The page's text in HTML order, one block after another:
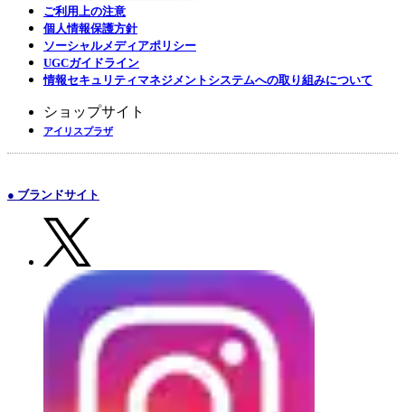
ご利用上の注意
個人情報保護方針
ソーシャルメディアポリシー
UGCガイドライン
情報セキュリティマネジメントシステムへの取り組みについて
ショップサイト
アイリスプラザ
● ブランドサイト